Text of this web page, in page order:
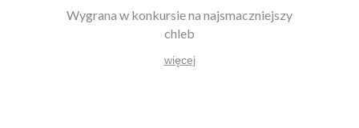
Wygrana w konkursie na najsmaczniejszy
chleb
więcej